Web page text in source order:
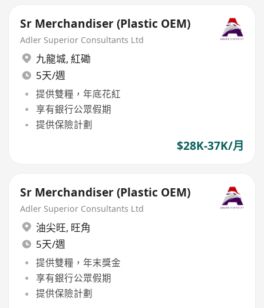
Sr Merchandiser (Plastic OEM)
Adler Superior Consultants Ltd
九龍城, 紅磡
5天/週
提供雙糧，年底花紅
享有銀行公眾假期
提供保險計劃
$28K-37K/月
Sr Merchandiser (Plastic OEM)
Adler Superior Consultants Ltd
油尖旺, 旺角
5天/週
提供雙糧，年末獎金
享有銀行公眾假期
提供保險計劃